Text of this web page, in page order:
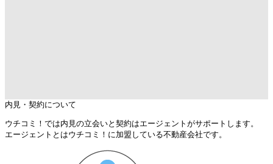
内見・契約について
ウチコミ！では内見の立会いと契約はエージェントがサポートします。
エージェントとはウチコミ！に加盟している不動産会社です。